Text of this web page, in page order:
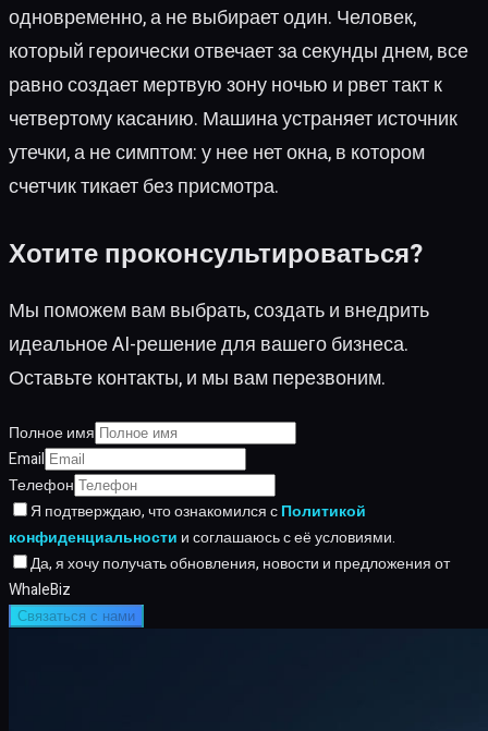
одновременно, а не выбирает один. Человек,
который героически отвечает за секунды днем, все
равно создает мертвую зону ночью и рвет такт к
четвертому касанию. Машина устраняет источник
утечки, а не симптом: у нее нет окна, в котором
счетчик тикает без присмотра.
Хотите проконсультироваться?
Мы поможем вам выбрать, создать и внедрить
идеальное AI-решение для вашего бизнеса.
Оставьте контакты, и мы вам перезвоним.
Полное имя
Email
Телефон
Я подтверждаю, что ознакомился сПолитикой
конфиденциальности и соглашаюсь с её условиями.
Да, я хочу получать обновления, новости и предложения от
WhaleBiz
Связаться с нами